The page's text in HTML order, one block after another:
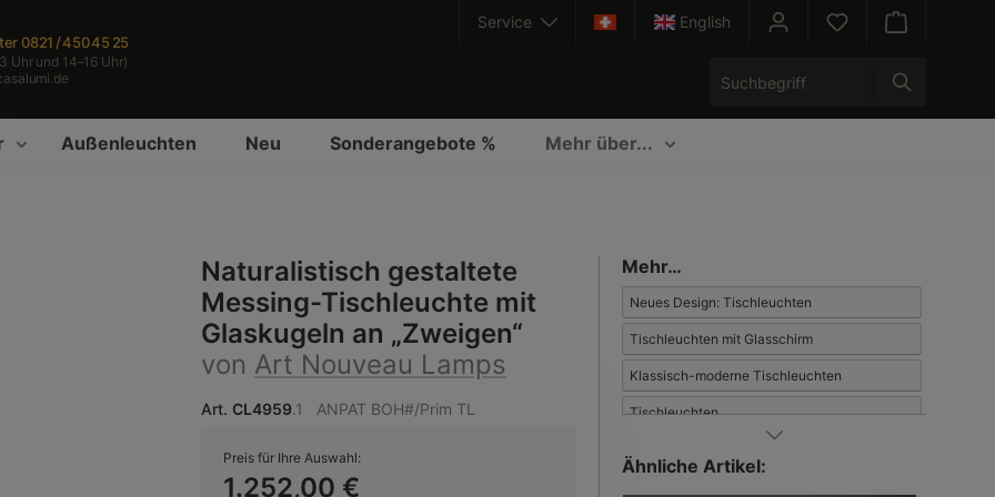
0821 / 450 45 25
Uhr und 14–16 Uhr)
Service
English
Außenleuchten Neu Sonderangebote % Mehr über...
Naturalistisch gestaltete
Messing-Tischleuchte mit
Glaskugeln an „Zweigen“
von Art Nouveau Lamps
Art. CL4959.1 ANPAT BOH#/Prim TL
Preis für Ihre Auswahl:
1.252,00 €
Mehr…
Neues Design: Tischleuchten
Tischleuchten mit Glasschirm
Klassisch-moderne Tischleuchten
Tischleuchten
Ähnliche Artikel: